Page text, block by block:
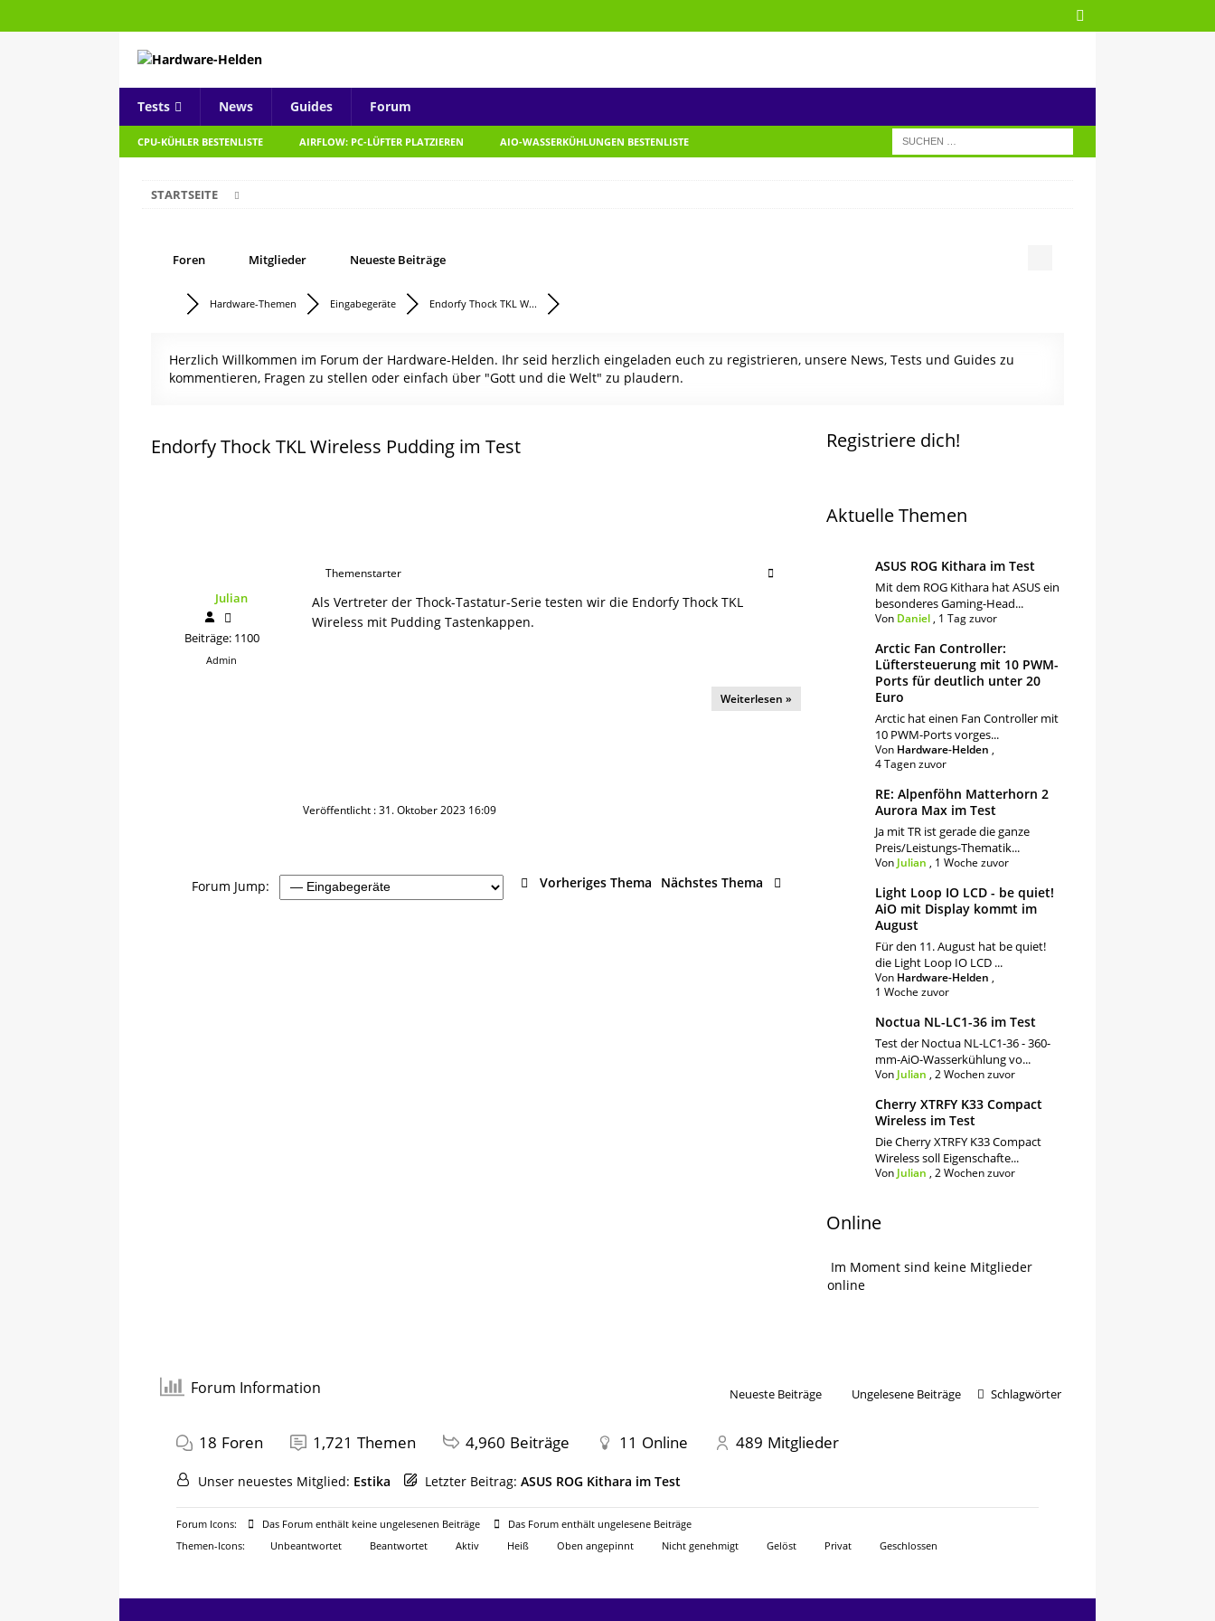
Tests News Guides Forum
CPU-KÜHLER BESTENLISTE AIRFLOW: PC-LÜFTER PLATZIEREN AIO-WASSERKÜHLUNGEN BESTENLISTE
STARTSEITE
Foren Mitglieder Neueste Beiträge
Hardware-Themen Eingabegeräte Endorfy Thock TKL W...
Herzlich Willkommen im Forum der Hardware-Helden. Ihr seid herzlich eingeladen euch zu registrieren, unsere News, Tests und Guides zu
kommentieren, Fragen zu stellen oder einfach über "Gott und die Welt" zu plaudern.
Endorfy Thock TKL Wireless Pudding im Test
Julian
Beiträge: 1100
Admin
Themenstarter
Als Vertreter der Thock-Tastatur-Serie testen wir die Endorfy Thock TKL
Wireless mit Pudding Tastenkappen.
Weiterlesen »
Veröffentlicht : 31. Oktober 2023 16:09
Forum Jump: Vorheriges Thema Nächstes Thema
Registriere dich!
Aktuelle Themen
ASUS ROG Kithara im Test
Mit dem ROG Kithara hat ASUS ein
besonderes Gaming-Head...
Von Daniel, 1 Tag zuvor
Arctic Fan Controller:
Lüftersteuerung mit 10 PWM-
Ports für deutlich unter 20
Euro
Arctic hat einen Fan Controller mit
10 PWM-Ports vorges...
Von Hardware-Helden ,
4 Tagen zuvor
RE: Alpenföhn Matterhorn 2
Aurora Max im Test
Ja mit TR ist gerade die ganze
Preis/Leistungs-Thematik...
Von Julian , 1 Woche zuvor
Light Loop IO LCD - be quiet!
AiO mit Display kommt im
August
Für den 11. August hat be quiet!
die Light Loop IO LCD ...
Von Hardware-Helden ,
1 Woche zuvor
Noctua NL-LC1-36 im Test
Test der Noctua NL-LC1-36 - 360-
mm-AiO-Wasserkühlung vo...
Von Julian , 2 Wochen zuvor
Cherry XTRFY K33 Compact
Wireless im Test
Die Cherry XTRFY K33 Compact
Wireless soll Eigenschafte...
Von Julian , 2 Wochen zuvor
Online
Im Moment sind keine Mitglieder
online
Forum Information Neueste Beiträge Ungelesene Beiträge Schlagwörter
18 Foren 1,721 Themen 4,960 Beiträge 11 Online 489 Mitglieder
Unser neuestes Mitglied: Estika Letzter Beitrag: ASUS ROG Kithara im Test
Forum Icons: Das Forum enthält keine ungelesenen Beiträge
Das Forum enthält ungelesene Beiträge
Themen-Icons:
Unbeantwortet Beantwortet Aktiv Heiß Oben angepinnt Nicht genehmigt Gelöst Privat Geschlossen